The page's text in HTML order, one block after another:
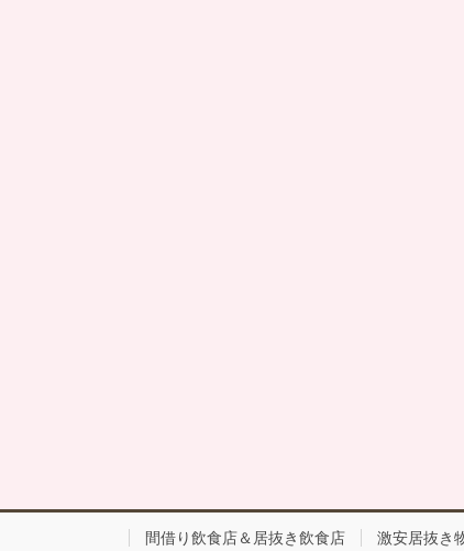
間借り飲食店＆居抜き飲食店 激安居抜き